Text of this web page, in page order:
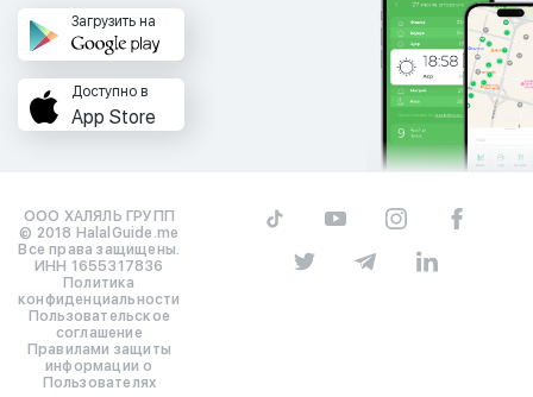
Загрузить на
Доступно в
App Store
ООО ХАЛЯЛЬ ГРУПП
© 2018 HalalGuide.me
Все права защищены.
ИНН 1655317836
Политика
конфиденциальности
Пользовательское
соглашение
Правилами защиты
информации о
Пользователях